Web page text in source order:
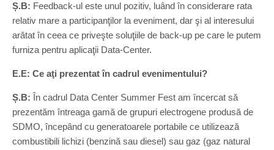
Ș.B: Feedback-ul este unul pozitiv, luând în considerare rata
relativ mare a participanţilor la eveniment, dar şi al interesului
arătat în ceea ce priveşte soluţiile de back-up pe care le putem
furniza pentru aplicaţii Data-Center.
E.E: Ce aţi prezentat în cadrul evenimentului?
Ș.B: În cadrul Data Center Summer Fest am încercat să
prezentăm întreaga gamă de grupuri electrogene produsă de
SDMO, începând cu generatoarele portabile ce utilizează
combustibili lichizi (benzină sau diesel) sau gaz (gaz natural